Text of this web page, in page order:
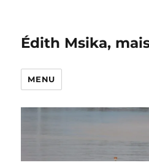
Édith Msika,
MENU